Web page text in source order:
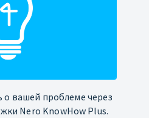
вашей проблеме через
Nero KnowHow Plus.